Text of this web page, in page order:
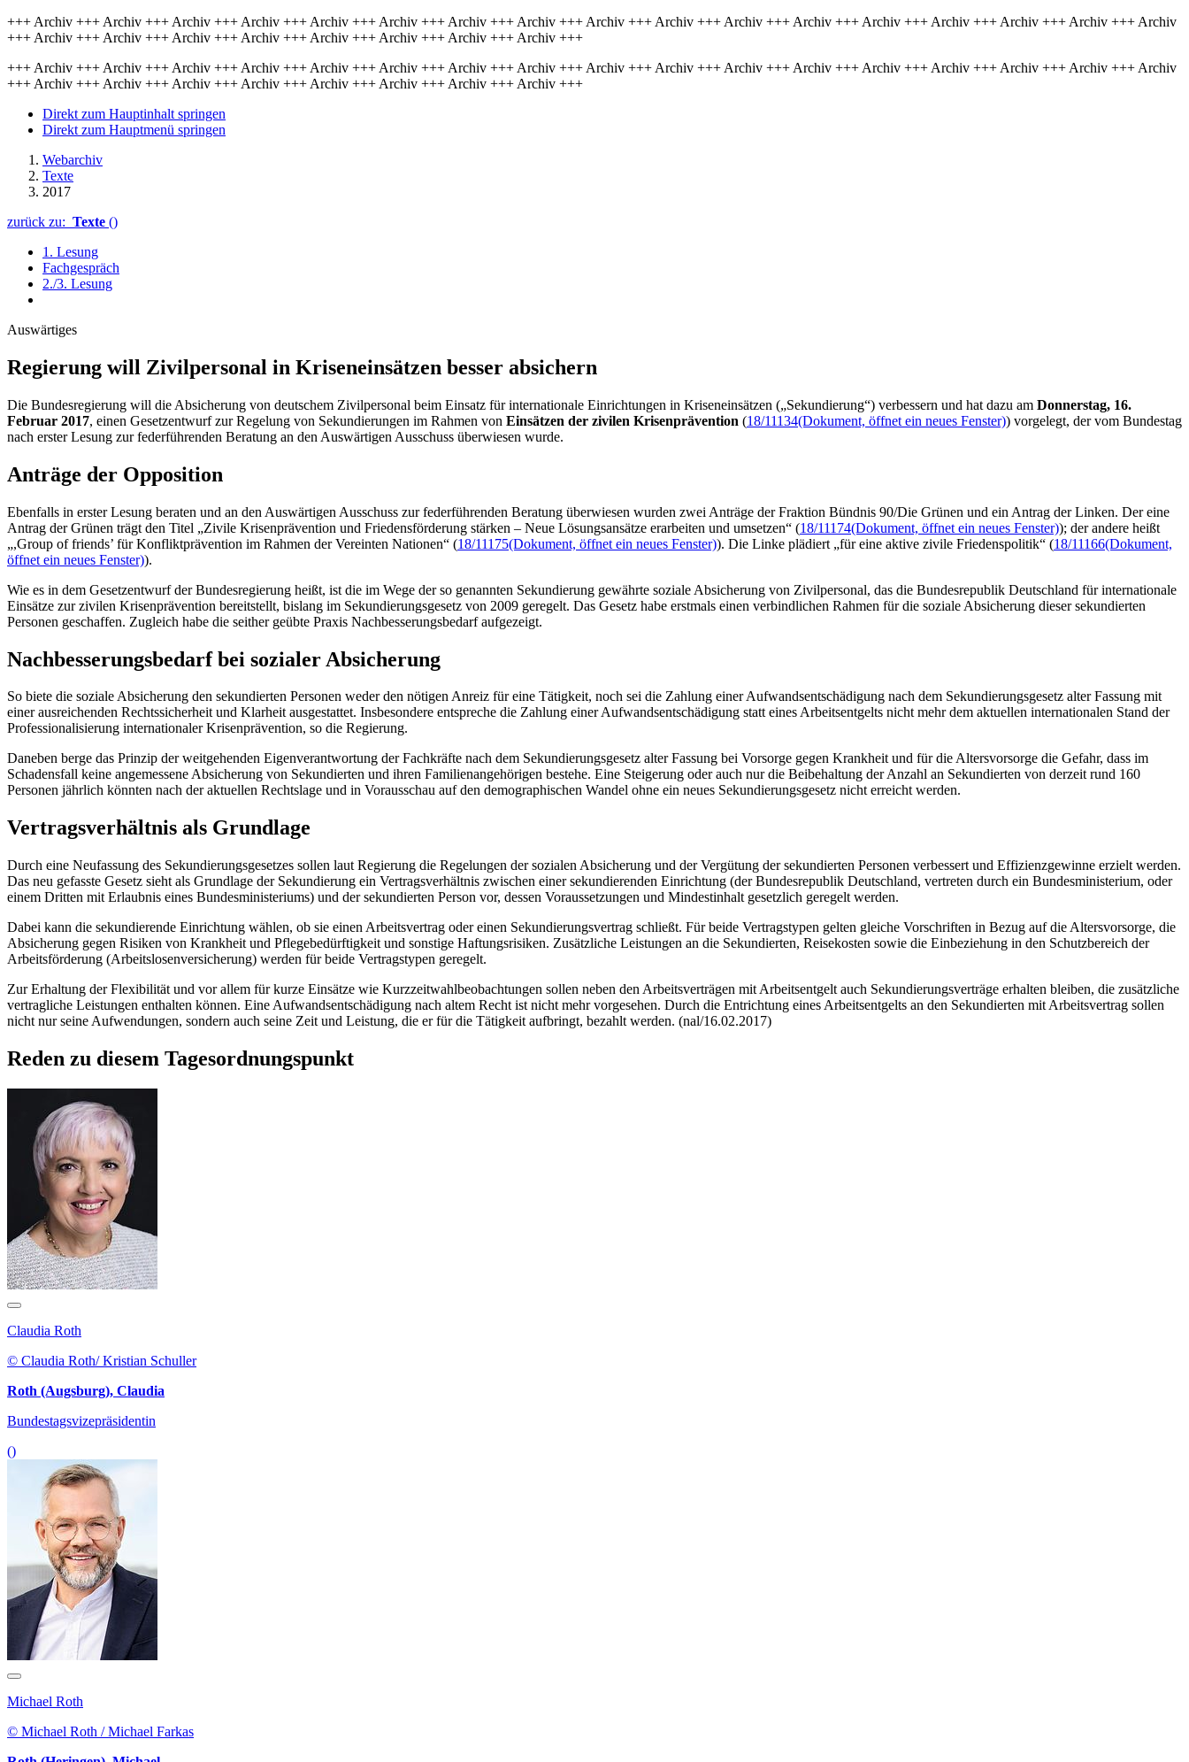
+++ Archiv +++ Archiv +++ Archiv +++ Archiv +++ Archiv +++ Archiv +++ Archiv +++ Archiv +++ Archiv +++ Archiv +++ Archiv +++ Archiv +++ Archiv +++ Archiv +++ Archiv +++ Archiv +++ Archiv
+++ Archiv +++ Archiv +++ Archiv +++ Archiv +++ Archiv +++ Archiv +++ Archiv +++ Archiv +++
+++ Archiv +++ Archiv +++ Archiv +++ Archiv +++ Archiv +++ Archiv +++ Archiv +++ Archiv +++ Archiv +++ Archiv +++ Archiv +++ Archiv +++ Archiv +++ Archiv +++ Archiv +++ Archiv +++ Archiv
+++ Archiv +++ Archiv +++ Archiv +++ Archiv +++ Archiv +++ Archiv +++ Archiv +++ Archiv +++
Direkt zum Hauptinhalt springen
Direkt zum Hauptmenü springen
Webarchiv
Texte
2017
zurück zu: Texte ()
1. Lesung
Fachgespräch
2./3. Lesung
Auswärtiges
Regierung will Zivil­personal in Krisen­einsätzen besser absichern
Die Bundesregierung will die Absicherung von deutschem Zivilpersonal beim Einsatz für internationale Einrichtungen in Kriseneinsätzen („Sekundierung“) verbessern und hat dazu am Donnerstag, 16.
Februar 2017, einen Gesetzentwurf zur Regelung von Sekundierungen im Rahmen von Einsätzen der zivilen Krisenprävention (18/11134(Dokument, öffnet ein neues Fenster)) vorgelegt, der vom Bundestag
nach erster Lesung zur federführenden Beratung an den Auswärtigen Ausschuss überwiesen wurde.
Anträge der Opposition
Ebenfalls in erster Lesung beraten und an den Auswärtigen Ausschuss zur federführenden Beratung überwiesen wurden zwei Anträge der Fraktion Bündnis 90/Die Grünen und ein Antrag der Linken. Der eine
Antrag der Grünen trägt den Titel „Zivile Krisenprävention und Friedensförderung stärken – Neue Lösungsansätze erarbeiten und umsetzen“ (18/11174(Dokument, öffnet ein neues Fenster)); der andere heißt
„,Group of friends’ für Konfliktprävention im Rahmen der Vereinten Nationen“ (18/11175(Dokument, öffnet ein neues Fenster)). Die Linke plädiert „für eine aktive zivile Friedenspolitik“ (18/11166(Dokument,
öffnet ein neues Fenster)).
Wie es in dem Gesetzentwurf der Bundesregierung heißt, ist die im Wege der so genannten Sekundierung gewährte soziale Absicherung von Zivilpersonal, das die Bundesrepublik Deutschland für internationale
Einsätze zur zivilen Krisenprävention bereitstellt, bislang im Sekundierungsgesetz von 2009 geregelt. Das Gesetz habe erstmals einen verbindlichen Rahmen für die soziale Absicherung dieser sekundierten
Personen geschaffen. Zugleich habe die seither geübte Praxis Nachbesserungsbedarf aufgezeigt.
Nachbesserungsbedarf bei sozialer Absicherung
So biete die soziale Absicherung den sekundierten Personen weder den nötigen Anreiz für eine Tätigkeit, noch sei die Zahlung einer Aufwandsentschädigung nach dem Sekundierungsgesetz alter Fassung mit
einer ausreichenden Rechtssicherheit und Klarheit ausgestattet. Insbesondere entspreche die Zahlung einer Aufwandsentschädigung statt eines Arbeitsentgelts nicht mehr dem aktuellen internationalen Stand der
Professionalisierung internationaler Krisenprävention, so die Regierung.
Daneben berge das Prinzip der weitgehenden Eigenverantwortung der Fachkräfte nach dem Sekundierungsgesetz alter Fassung bei Vorsorge gegen Krankheit und für die Altersvorsorge die Gefahr, dass im
Schadensfall keine angemessene Absicherung von Sekundierten und ihren Familienangehörigen bestehe. Eine Steigerung oder auch nur die Beibehaltung der Anzahl an Sekundierten von derzeit rund 160
Personen jährlich könnten nach der aktuellen Rechtslage und in Vorausschau auf den demographischen Wandel ohne ein neues Sekundierungsgesetz nicht erreicht werden.
Vertragsverhältnis als Grundlage
Durch eine Neufassung des Sekundierungsgesetzes sollen laut Regierung die Regelungen der sozialen Absicherung und der Vergütung der sekundierten Personen verbessert und Effizienzgewinne erzielt werden.
Das neu gefasste Gesetz sieht als Grundlage der Sekundierung ein Vertragsverhältnis zwischen einer sekundierenden Einrichtung (der Bundesrepublik Deutschland, vertreten durch ein Bundesministerium, oder
einem Dritten mit Erlaubnis eines Bundesministeriums) und der sekundierten Person vor, dessen Voraussetzungen und Mindestinhalt gesetzlich geregelt werden.
Dabei kann die sekundierende Einrichtung wählen, ob sie einen Arbeitsvertrag oder einen Sekundierungsvertrag schließt. Für beide Vertragstypen gelten gleiche Vorschriften in Bezug auf die Altersvorsorge, die
Absicherung gegen Risiken von Krankheit und Pflegebedürftigkeit und sonstige Haftungsrisiken. Zusätzliche Leistungen an die Sekundierten, Reisekosten sowie die Einbeziehung in den Schutzbereich der
Arbeitsförderung (Arbeitslosenversicherung) werden für beide Vertragstypen geregelt.
Zur Erhaltung der Flexibilität und vor allem für kurze Einsätze wie Kurzzeitwahlbeobachtungen sollen neben den Arbeitsverträgen mit Arbeitsentgelt auch Sekundierungsverträge erhalten bleiben, die zusätzliche
vertragliche Leistungen enthalten können. Eine Aufwandsentschädigung nach altem Recht ist nicht mehr vorgesehen. Durch die Entrichtung eines Arbeitsentgelts an den Sekundierten mit Arbeitsvertrag sollen
nicht nur seine Aufwendungen, sondern auch seine Zeit und Leistung, die er für die Tätigkeit aufbringt, bezahlt werden. (nal/16.02.2017)
Reden zu diesem Tagesordnungspunkt
Claudia Roth
© Claudia Roth/ Kristian Schuller
Roth (Augsburg), Claudia
Bundestagsvizepräsidentin
()
Michael Roth
© Michael Roth / Michael Farkas